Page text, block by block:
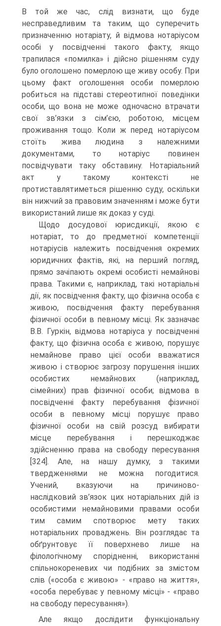
В той же час, слід визнати, що буде
несправедливим та таким, що суперечить
призначенню нотаріату, й відмова нотаріусом
особі у посвідченні такого факту, якщо
трапилася «помилка» і дійсно рішенням суду
було оголошено померлою ще живу особу. При
цьому факт оголошення особи померлою
робиться на підставі стереотипної поведінки
особи, що вона не може одночасно втрачати
свої зв’язки з сім’єю, роботою, місцем
проживання тощо. Коли ж перед нотаріусом
стоїть жива людина з належними
документами, то нотаріус повинен
посвідчувати таку обставину. Нотаріальний
акт у такому контексті не
протиставлятиметься рішенню суду, оскільки
він нижчий за правовим значенням і може бути
використаний лише як доказ у суді.
Щодо досудової юрисдикції, якою є
нотаріат, то до предметної компетенції
нотаріусів належить посвідчення окремих
юридичних фактів, які, на перший погляд,
прямо зачіпають окремі особисті немайнові
права. Такими є, наприклад, такі нотаріальні
дії, як посвідчення факту, що фізична особа є
живою, посвідчення факту перебування
фізичної особи в певному місці. Як зазначає
В.В. Гуркін, відмова нотаріуса у посвідченні
факту, що фізична особа є живою, порушує
немайнове право цієї особи вважатися
живою і створює загрозу порушення інших
особистих немайнових (наприклад,
сімейних) прав фізичної особи; відмова в
посвідченні факту перебування фізичної
особи в певному місці порушує право
фізичної особи на свій розсуд вибирати
місце перебування і перешкоджає
здійсненню права на свободу пересування
[324]. Але, на нашу думку, з такими
твердженнями не можна погодитися.
Учений, вказуючи на причиново-
наслідковий зв’язок цих нотаріальних дій із
особистими немайновими правами особи
тим самим спотворює мету таких
нотаріальних проваджень. Він розглядає та
обґрунтовує її поверхнево лише на
філологічному спорідненні, використанні
спільнокореневих чи подібних за змістом
слів («особа є живою» - «право на життя»,
«особа перебуває у певному місці» - «право
на свободу пересування»).
Але якщо дослідити функціональну